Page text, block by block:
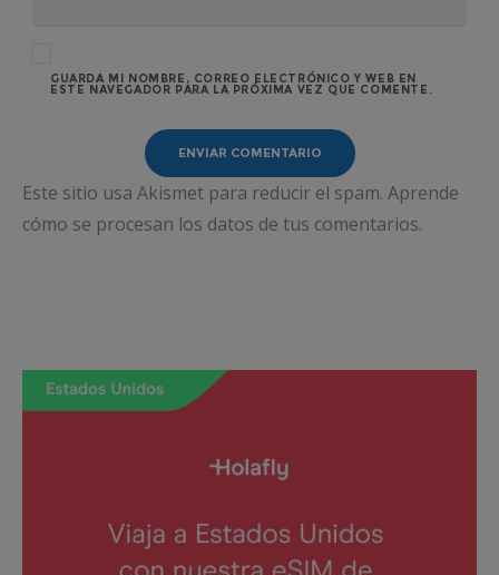
GUARDA MI NOMBRE, CORREO ELECTRÓNICO Y WEB EN
ESTE NAVEGADOR PARA LA PRÓXIMA VEZ QUE COMENTE.
Este sitio usa Akismet para reducir el spam. Aprende
cómo se procesan los datos de tus comentarios.